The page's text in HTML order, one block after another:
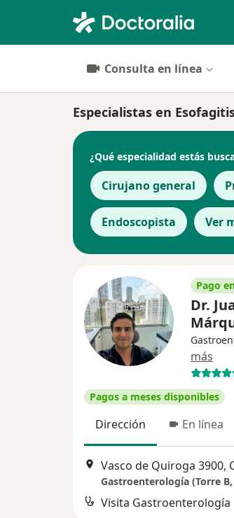
Consulta en línea
Especialistas en
¿Qué especialidad estás
Cirujano general
Endoscopista Ver
Pago
Dr.
más
Pagos a meses disponibles
Dirección En línea
Gastroenterología (Torre
Visita Gastroenterología